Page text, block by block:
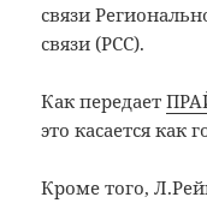
связи
связи (РСС).
Как передает
это касается как
Кроме того,